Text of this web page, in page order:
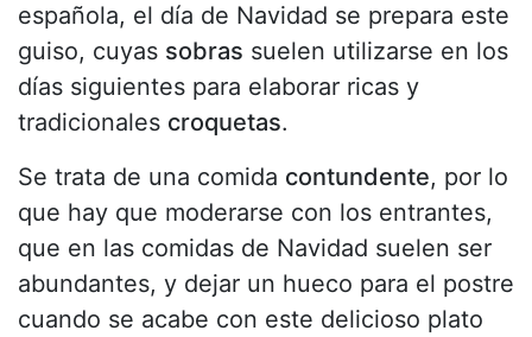
española, el día de Navidad se prepara este
guiso, cuyas sobras suelen utilizarse en los
días siguientes para elaborar ricas y
tradicionales croquetas.
Se trata de una comida contundente, por lo
que hay que moderarse con los entrantes,
que en las comidas de Navidad suelen ser
abundantes, y dejar un hueco para el postre
cuando se acabe con este delicioso plato